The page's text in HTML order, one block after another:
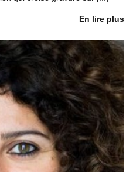
En lire plus